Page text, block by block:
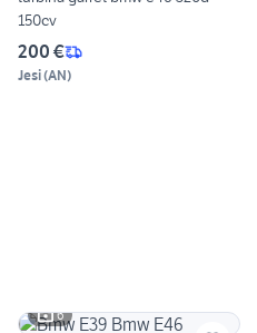
150cv
200 €
Jesi(AN)
6